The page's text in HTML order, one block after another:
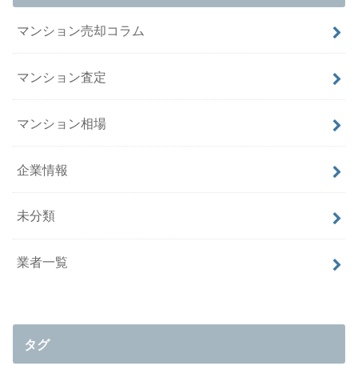
マンション売却コラム
マンション査定
マンション相場
企業情報
未分類
業者一覧
タグ